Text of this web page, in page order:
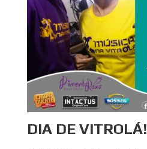
DIA DE VITROLÁ!